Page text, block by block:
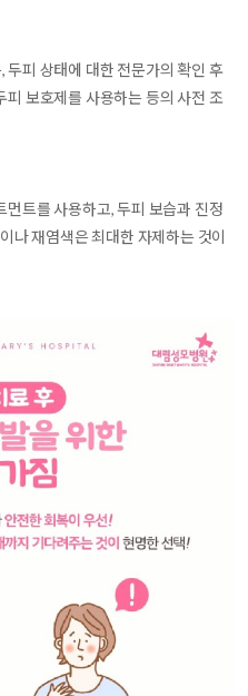
피 상태에 대한 전문가의 확인 후
보호제를 사용하는 등의 사전 조
트를 사용하고, 두피 보습과 진정
나 재염색은 최대한 자제하는 것이